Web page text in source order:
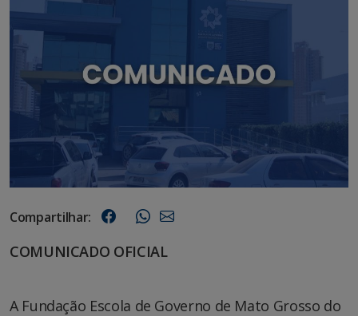
Compartilhar:
COMUNICADO OFICIAL
A Fundação Escola de Governo de Mato Grosso do